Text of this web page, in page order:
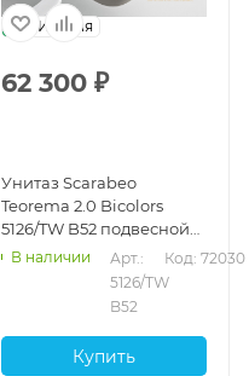
Италия
62 300₽
Унитаз Scarabeo
Teorema 2.0 Bicolors
5126/TW B52 подвесной
безободковый без
креплений и сиденья,
В наличии
Арт.:
5126/TW
B52
Код: 72030
Купить